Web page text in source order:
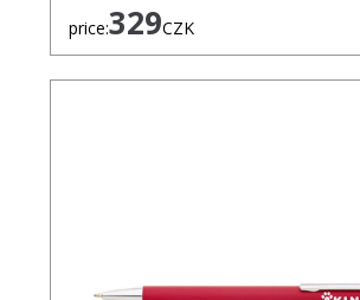
price:329CZK